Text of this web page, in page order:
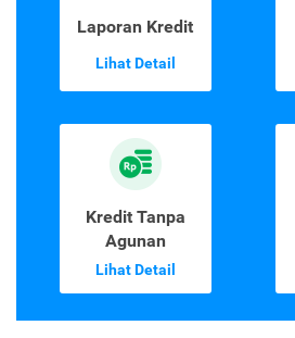
Laporan Kredit
Lihat Detail
Kredit Tanpa
Agunan
Lihat Detail